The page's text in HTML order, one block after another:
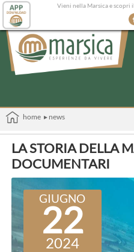
Vieni nella Marsica e scopri
home ▸ news
LA STORIA DELLA
DOCUMENTARI
GIUGNO
22
2024